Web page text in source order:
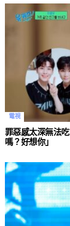
電視
罪惡感太深無法
嗎？好想你」